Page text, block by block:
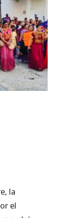
la
el